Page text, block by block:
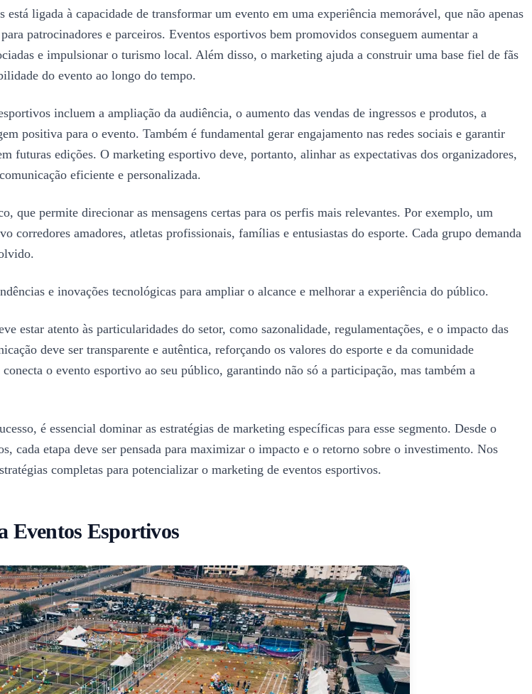
ligada à capacidade de transformar um evento em uma experiência memorável, que não apenas
patrocinadores e parceiros. Eventos esportivos bem promovidos conseguem aumentar a
e impulsionar o turismo local. Além disso, o marketing ajuda a construir uma base fiel de fãs
do evento ao longo do tempo.
incluem a ampliação da audiência, o aumento das vendas de ingressos e produtos, a
positiva para o evento. Também é fundamental gerar engajamento nas redes sociais e garantir
futuras edições. O marketing esportivo deve, portanto, alinhar as expectativas dos organizadores,
eficiente e personalizada.
que permite direcionar as mensagens certas para os perfis mais relevantes. Por exemplo, um
corredores amadores, atletas profissionais, famílias e entusiastas do esporte. Cada grupo demanda
e inovações tecnológicas para ampliar o alcance e melhorar a experiência do público.
estar atento às particularidades do setor, como sazonalidade, regulamentações, e o impacto das
deve ser transparente e autêntica, reforçando os valores do esporte e da comunidade
o evento esportivo ao seu público, garantindo não só a participação, mas também a
é essencial dominar as estratégias de marketing específicas para esse segmento. Desde o
cada etapa deve ser pensada para maximizar o impacto e o retorno sobre o investimento. Nos
completas para potencializar o marketing de eventos esportivos.
Eventos Esportivos